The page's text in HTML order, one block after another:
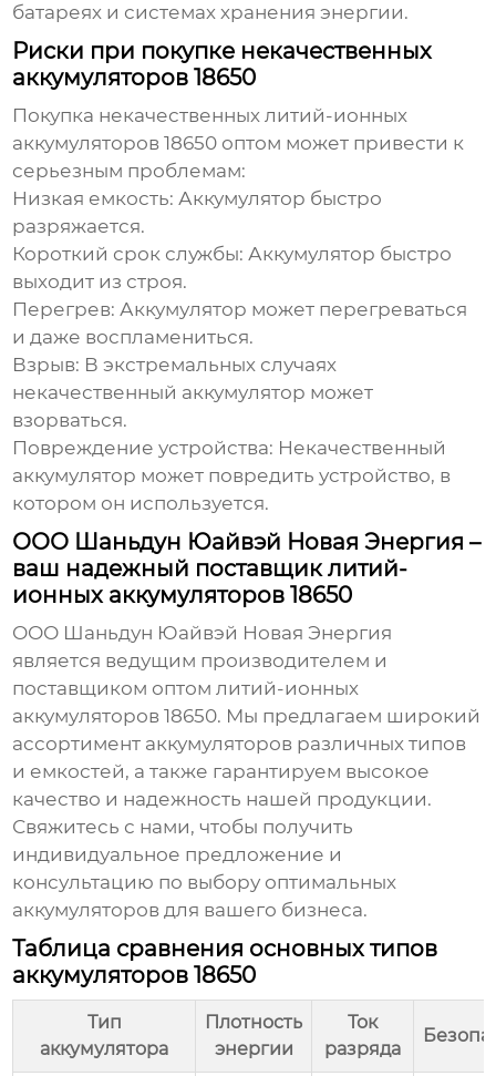
батареях и системах хранения энергии.
Риски при покупке некачественных
аккумуляторов 18650
Покупка некачественныхлитий-ионных
аккумуляторов 18650 оптом может привести к
серьезным проблемам:
Низкая емкость: Аккумулятор быстро
разряжается.
Короткий срок службы: Аккумулятор быстро
выходит из строя.
Перегрев: Аккумулятор может перегреваться
и даже воспламениться.
Взрыв: В экстремальных случаях
некачественный аккумулятор может
взорваться.
Повреждение устройства: Некачественный
аккумулятор может повредить устройство, в
котором он используется.
ООО Шаньдун Юайвэй Новая Энергия –
ваш надежный поставщик литий-
ионных аккумуляторов 18650
ООО Шаньдун Юайвэй Новая Энергия
является ведущим производителем и
поставщиком оптом литий-ионных
аккумуляторов 18650. Мы предлагаем широкий
ассортимент аккумуляторов различных типов
и емкостей, а также гарантируем высокое
качество и надежность нашей продукции.
Свяжитесь с нами, чтобы получить
индивидуальное предложение и
консультацию по выбору оптимальных
аккумуляторов для вашего бизнеса.
Таблица сравнения основных типов
аккумуляторов 18650
Тип
аккумулятора
Плотность
энергии
Ток
разряда